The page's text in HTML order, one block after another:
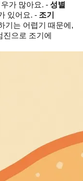
가 많아요. - 성별
있어요. - 조기
기는 어렵기 때문에,
으로 조기에